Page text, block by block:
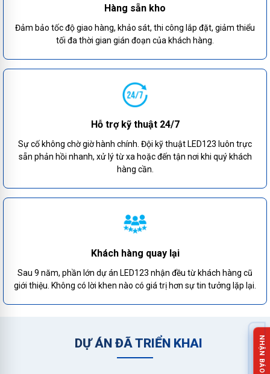
Hàng sẵn kho
Đảm bảo tốc độ giao hàng, khảo sát, thi công lắp đặt, giảm thiểu
tối đa thời gian gián đoạn của khách hàng.
Hỗ trợ kỹ thuật 24/7
Sự cố không chờ giờ hành chính. Đội kỹ thuật LED123 luôn trực
sẵn phản hồi nhanh, xử lý từ xa hoặc đến tận nơi khi quý khách
hàng cần.
Khách hàng quay lại
Sau 9 năm, phần lớn dự án LED123 nhận đều từ khách hàng cũ
giới thiệu. Không có lời khen nào có giá trị hơn sự tin tưởng lặp lại.
DỰ ÁN ĐÃ TRIỂN KHAI